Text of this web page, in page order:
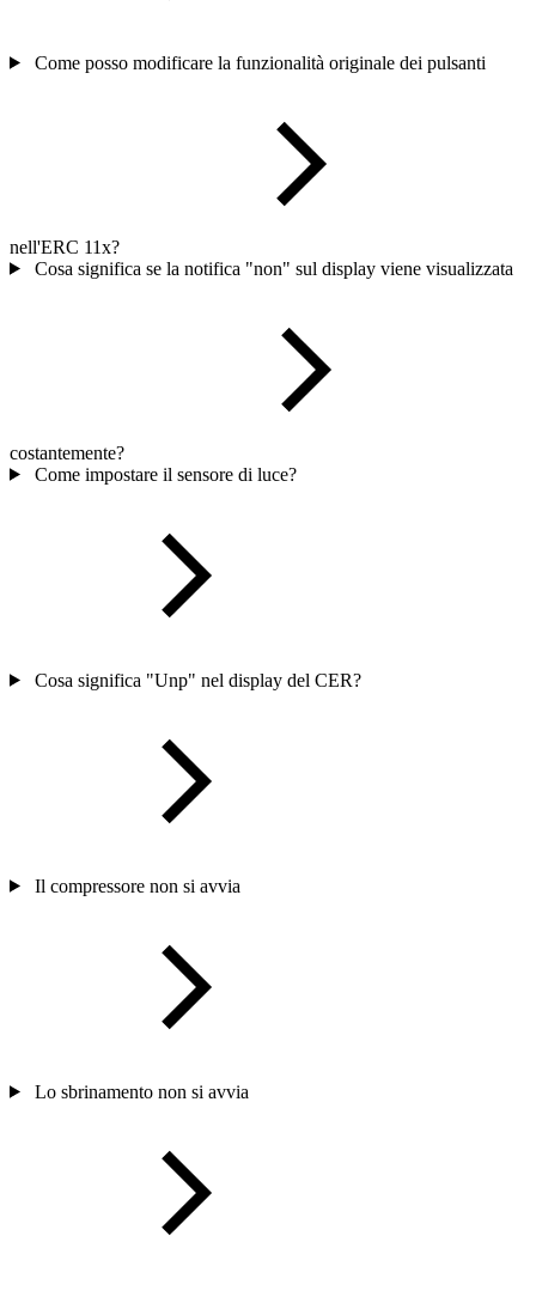
Come posso modificare la funzionalità originale dei pulsanti
nell'ERC 11x?
Cosa significa se la notifica "non" sul display viene visualizzata
costantemente?
Come impostare il sensore di luce?
Cosa significa "Unp" nel display del CER?
Il compressore non si avvia
Lo sbrinamento non si avvia